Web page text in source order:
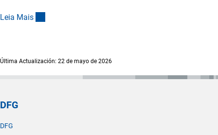
Leia Mais
Última Actualización: 22 de mayo de 2026
DFG
DFG